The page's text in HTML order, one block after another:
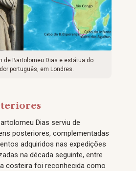
de Bartolomeu Dias e estátua do
português, em Londres.
Dias serviu de
posteriores, complementadas
adquiridos nas expedições
na década seguinte, entre
costeira foi reconhecida como